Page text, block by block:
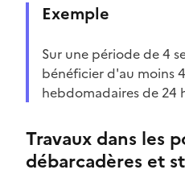
Exemple
Sur une période de 4
bénéficier d'au moins
hebdomadaires de 24
Travaux dans les
débarcadères et